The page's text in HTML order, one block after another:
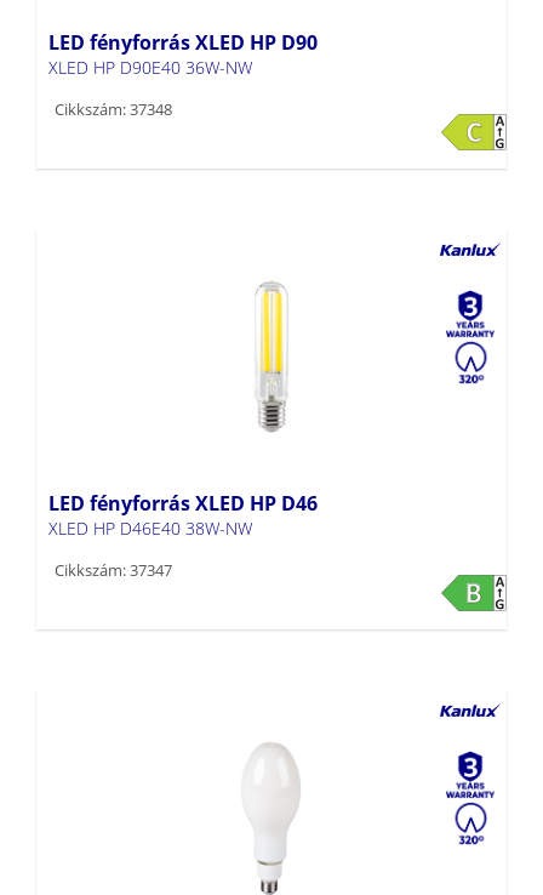
LED fényforrás XLED HP D90
XLED HP D90E40 36W-NW
Cikkszám: 37348
LED fényforrás XLED HP D46
XLED HP D46E40 38W-NW
Cikkszám: 37347